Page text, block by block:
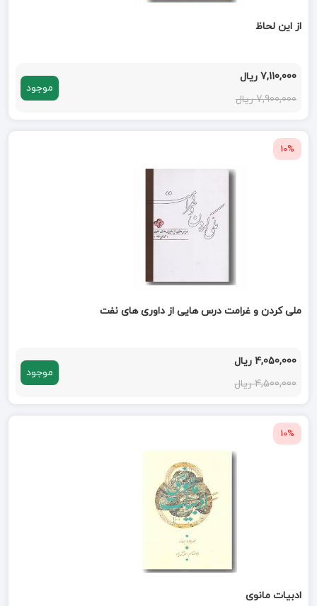
از این لحاظ
7,110,000 ریال
7,900,000 ریال
موجود
10%
ملی کردن و غرامت درس هایی از داوری های نفت
4,050,000 ریال
4,500,000 ریال
موجود
10%
ادبیات مانوی